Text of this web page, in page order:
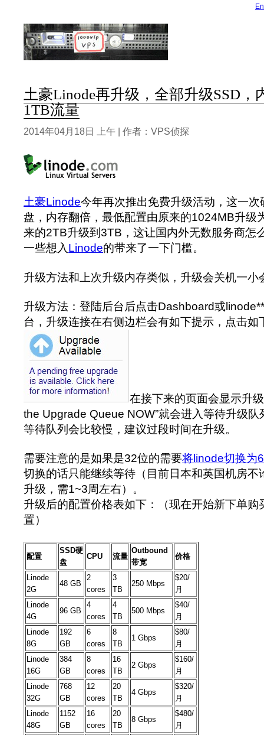
土豪Linode再升级，全部升级SSD，
1TB流量
2014年04月18日 上午 | 作者：VPS侦探
土豪Linode今年再次推出免费升级活动，这一
盘，内存翻倍，最低配置由原来的1024MB升级
来的2TB升级到3TB，这让国内外无数服务商怎
一些想入 Linode的带来了一下门槛。
升级方法和上次升级内存类似，升级会关机一小
升级方法：登陆后台后点击Dashboard或
台，升级连接在右侧边栏会有如下提示，点击如
在接下来的页面会显示升
the Upgrade Queue NOW”就会进入等待升级队
等待队列会比较慢，建议过段时间在升级。
需要注意的是如果是32位的需要将linode切换为
切换的话只能继续等待（目前日本和英国机房
升级，需1~3周左右）。
升级后的配置价格表如下：（现在开始新下单购
置）
配置
SSD硬
盘
CPU 流量
Outbound
带宽
价格
Linode
2G
48 GB
2
cores
3
TB
250 Mbps
$20/
月
Linode
4G
96 GB
4
cores
4
TB
500 Mbps
$40/
月
Linode
8G
192
GB
6
cores
8
TB
1 Gbps
$80/
月
Linode
16G
384
GB
8
cores
16
TB
2 Gbps
$160/
月
Linode
32G
768
GB
12
cores
20
TB
4 Gbps
$320/
月
Linode
48G
1152
GB
16
cores
20
TB
8 Gbps
$480/
月